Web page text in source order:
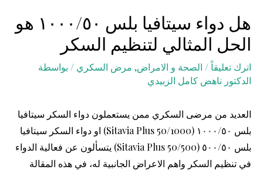
هل دواء سيتافيا بلس ١٠٠٠/٥٠ هو
الحل المثالي لتنظيم السكر
اترك تعليقاً/ الصحة و الامراض, مرض السكري / بواسطة
الدكتور ناهض كامل الزبيدي
العديد من مرضى السكري ممن يستعملون دواء السكر سيتافيا
بلس ١٠٠٠/٥٠ (Sitavia Plus 50/1000) او دواء السكر سيتافيا
بلس ٥٠٠/٥٠ (Sitavia Plus 50/500) يتسألون عن فعالية الدواء
في تنظيم السكر واهم الاعراض الجانبية له، في هذه المقالة